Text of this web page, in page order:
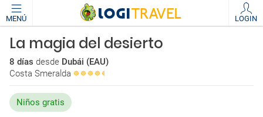
MENÚ LOGIN
La magia del desierto
8 días desde Dubái (EAU)
Costa Smeralda
Niños gratis